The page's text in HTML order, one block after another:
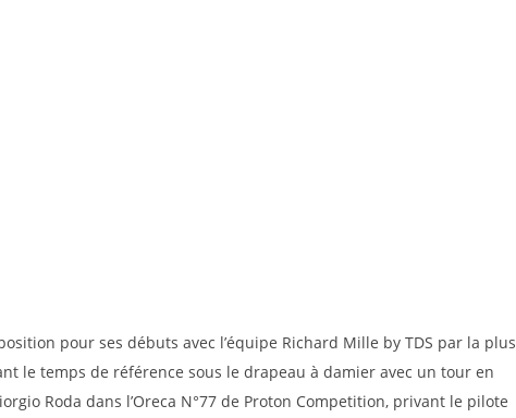
pour ses débuts avec l’équipe Richard Mille by TDS par la plus
le temps de référence sous le drapeau à damier avec un tour en
Roda dans l’Oreca N°77 de Proton Competition, privant le pilote